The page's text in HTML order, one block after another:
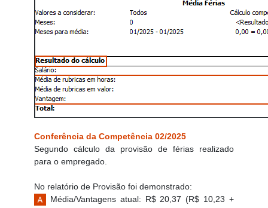
Conferência da Competência 02/2025
Segundo cálculo da provisão de férias realizado
para o empregado.
No relatório de Provisão foi demonstrado:
Média/Vantagens atual: R$ 20,37 (R$ 10,23 +